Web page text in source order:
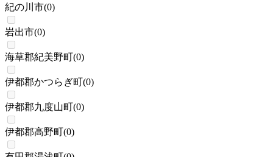
紀の川市(0)
岩出市(0)
海草郡紀美野町(0)
伊都郡かつらぎ町(0)
伊都郡九度山町(0)
伊都郡高野町(0)